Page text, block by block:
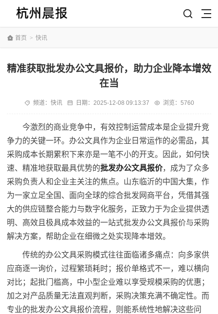
首页 > 快讯
精准获取批发办公文具报价，助力企业降本增效
在当
频道： 快讯 日期： 2025-12-08 09:13:37 浏览：5760
今激烈的商业竞争中，有效控制运营成本是企业提升竞
争力的关键一环。办公文具作为企业日常运作的必需品，其
采购成本长期累积下来亦是一笔不小的开支。因此，如何快
速、精准地获取最具优势的批发办公文具报价，成为了众多
采购负责人和企业主关注的焦点。山东临沂的中国大集，作
为一家立足全国、面向全球的综合批发网商平台，凭借其强
大的供应链整合能力与数字化服务，正致力于为企业提供透
明、高效且极具成本效益的一站式批发办公文具报价与采购
解决方案，帮助企业在细微之处实现降本增效。
传统的办公文具采购模式往往面临诸多痛点：向多家供
应商逐一询价，过程繁琐耗时；报价单格式不一，难以横向
对比；起批门槛高，中小型企业难以享受规模采购的优惠；
加之对产品质量无法直观判断，采购决策充满不确定性。而
专业的批发办公文具报价流程，则能系统性地解决这些问